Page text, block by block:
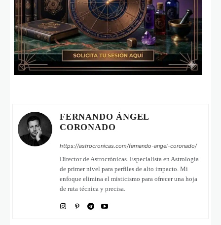
FERNANDO ÁNGEL
CORONADO
https://astrocronicas.com/fernando-angel-coronado/
Director de Astrocrónicas. Especialista en Astrología
de primer nivel para perfiles de alto impacto. Mi
enfoque elimina el misticismo para ofrecer una hoja
de ruta técnica y precisa.